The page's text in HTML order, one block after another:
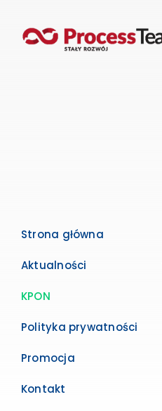
Strona główna
Aktualności
KPON
Polityka prywatności
Promocja
Kontakt